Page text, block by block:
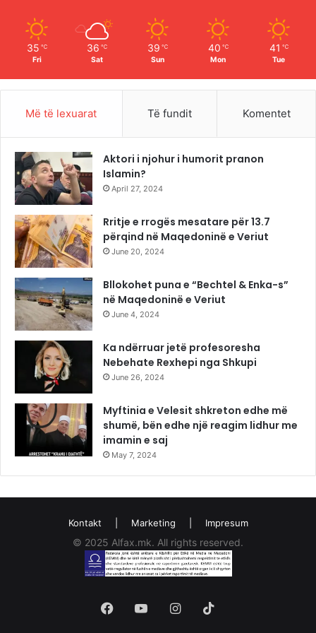
35 ℃
Fri
36 ℃
Sat
39 ℃
Sun
40 ℃
Mon
41 ℃
Tue
Më të lexuarat Të fundit Komentet
Aktori i njohur i humorit pranon
Islamin?
April 27, 2024
Rritje e rrogës mesatare për 13.7
përqind në Maqedoninë e Veriut
June 20, 2024
Bllokohet puna e “Bechtel & Enka-s”
në Maqedoninë e Veriut
June 4, 2024
Ka ndërruar jetë profesoresha
Nebehate Rexhepi nga Shkupi
June 26, 2024
Myftinia e Velesit shkreton edhe më
shumë, bën edhe një reagim lidhur me
imamin e saj
May 7, 2024
Kontakt Marketing Impresum
© 2025 Alfax.mk. All rights reserved.
FacebookYouTubeInstagram